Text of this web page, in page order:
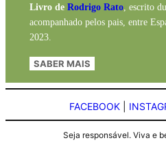
Livro de Rodrigo Rato, escrito
acompanhado pelos pais, entre
2023.
SABER MAIS
FACEBOOK
Seja responsável. Viva e